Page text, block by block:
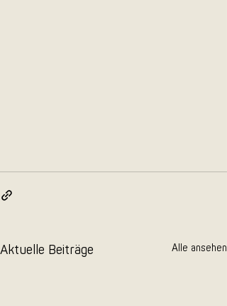
Aktuelle Beiträge Alle ansehen